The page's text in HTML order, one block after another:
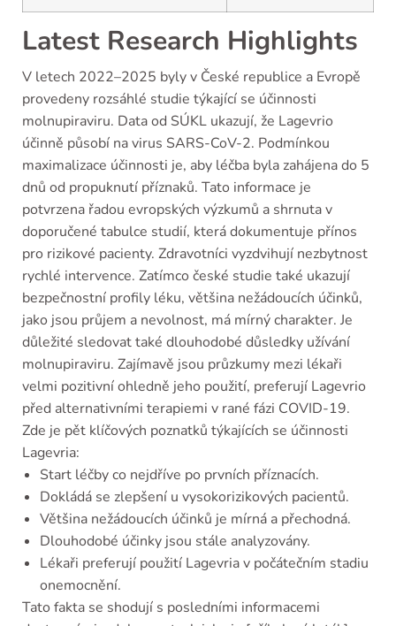
Latest Research Highlights
V letech 2022–2025 byly v České republice a Evropě
provedeny rozsáhlé studie týkající se účinnosti
molnupiraviru. Data od SÚKL ukazují, že Lagevrio
účinně působí na virus SARS-CoV-2. Podmínkou
maximalizace účinnosti je, aby léčba byla zahájena do 5
dnů od propuknutí příznaků. Tato informace je
potvrzena řadou evropských výzkumů a shrnuta v
doporučené tabulce studií, která dokumentuje přínos
pro rizikové pacienty. Zdravotníci vyzdvihují nezbytnost
rychlé intervence. Zatímco české studie také ukazují
bezpečnostní profily léku, většina nežádoucích účinků,
jako jsou průjem a nevolnost, má mírný charakter. Je
důležité sledovat také dlouhodobé důsledky užívání
molnupiraviru. Zajímavě jsou průzkumy mezi lékaři
velmi pozitivní ohledně jeho použití, preferují Lagevrio
před alternativními terapiemi v rané fázi COVID-19.
Zde je pět klíčových poznatků týkajících se účinnosti
Lagevria:
Start léčby co nejdříve po prvních příznacích.
Dokládá se zlepšení u vysokorizikových pacientů.
Většina nežádoucích účinků je mírná a přechodná.
Dlouhodobé účinky jsou stále analyzovány.
Lékaři preferují použití Lagevria v počátečním stadiu
onemocnění.
Tato fakta se shodují s posledními informacemi